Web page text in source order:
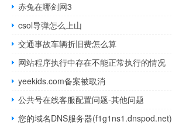
赤兔在哪剑网3
csol导弹怎么上山
交通事故车辆折旧费怎么算
网站程序执行中存在不能正常执行的情况
yeekids.com备案被取消
公共号在线客服配置问题-其他问题
您的域名DNS服务器(f1g1ns1.dnspod.net)